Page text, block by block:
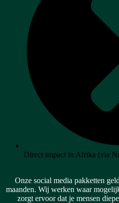
Direct impact in Afrika (via
Onze social media pakketten
maanden. Wij werken waar
zorgt ervoor dat je mensen